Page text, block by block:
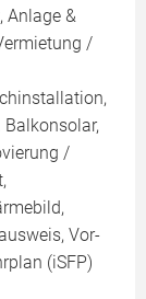
Anlage &
/
/
Vor-
(iSFP)